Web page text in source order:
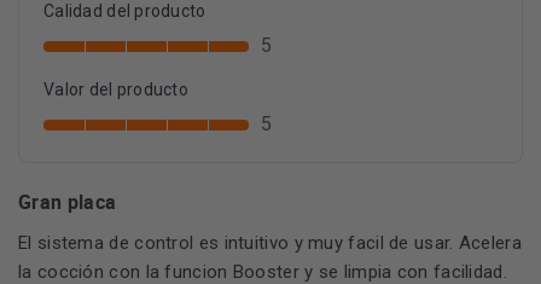
Calidad del producto
5
Valor del producto
5
Gran placa
El sistema de control es intuitivo y muy facil de usar. Acelera
la cocción con la funcion Booster y se limpia con facilidad.